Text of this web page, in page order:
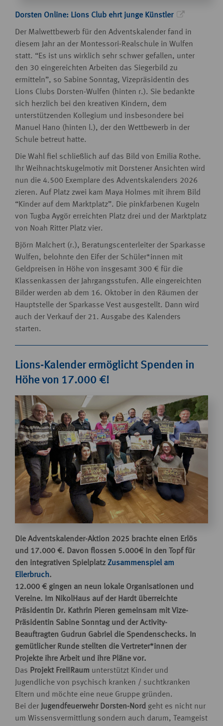
Dorsten Online: Lions Club ehrt junge Künstler
Der Malwettbewerb für den Adventskalender fand in
diesem Jahr an der Montessori-Realschule in Wulfen
statt. “Es ist uns wirklich sehr schwer gefallen, unter
den 30 eingereichten Arbeiten das Siegerbild zu
ermitteln”, so Sabine Sonntag, Vizepräsidentin des
Lions Clubs Dorsten-Wulfen (hinten r.). Sie bedankte
sich herzlich bei den kreativen Kindern, dem
unterstützenden Kollegium und insbesondere bei
Manuel Hano (hinten l.), der den Wettbewerb in der
Schule betreut hatte.
Die Wahl fiel schließlich auf das Bild von Emilia Rothe.
Ihr Weihnachtskugelmotiv mit Dorstener Ansichten wird
nun die 4.500 Exemplare des Adventskalenders 2026
zieren. Auf Platz zwei kam Maya Holmes mit ihrem Bild
“Kinder auf dem Marktplatz”. Die pinkfarbenen Kugeln
von Tugba Aygör erreichten Platz drei und der Marktplatz
von Noah Ritter Platz vier.
Björn Malchert (r.), Beratungscenterleiter der Sparkasse
Wulfen, belohnte den Eifer der Schüler*innen mit
Geldpreisen in Höhe von insgesamt 300 € für die
Klassenkassen der Jahrgangsstufen. Alle eingereichten
Bilder werden ab dem 16. Oktober in den Räumen der
Hauptstelle der Sparkasse Vest ausgestellt. Dann wird
auch der Verkauf der 21. Ausgabe des Kalenders
starten.
Lions-Kalender ermöglicht Spenden in
Höhe von 17.000 €!
Die Adventskalender-Aktion 2025 brachte einen Erlös
und 17.000 €. Davon flossen 5.000€ in den Topf für
den integrativen Spielplatz Zusammenspiel am
Ellerbruch.
12.000 € gingen an neun lokale Organisationen und
Vereine. Im NikolHaus auf der Hardt überreichte
Präsidentin Dr. Kathrin Pieren gemeinsam mit Vize-
Präsidentin Sabine Sonntag und der Activity-
Beauftragten Gudrun Gabriel die Spendenschecks. In
gemütlicher Runde stellten die Vertreter*innen der
Projekte ihre Arbeit und ihre Pläne vor.
Das Projekt Frei!Raum unterstützt Kinder und
Jugendliche von psychisch kranken / suchtkranken
Eltern und möchte eine neue Gruppe gründen.
Bei der Jugendfeuerwehr Dorsten-Nord geht es nicht nur
um Wissensvermittlung sondern auch darum, Teamgeist